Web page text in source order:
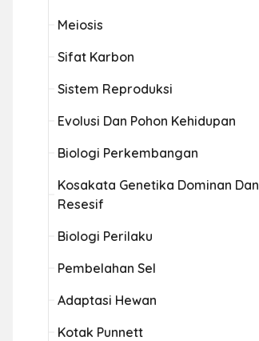
Meiosis
Sifat Karbon
Sistem Reproduksi
Evolusi Dan Pohon Kehidupan
Biologi Perkembangan
Kosakata Genetika Dominan Dan
Resesif
Biologi Perilaku
Pembelahan Sel
Adaptasi Hewan
Kotak Punnett